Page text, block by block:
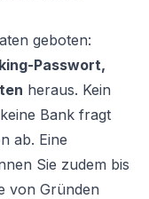
geboten:
Passwort,
heraus. Kein
Bank fragt
ab. Eine
Sie zudem bis
von Gründen